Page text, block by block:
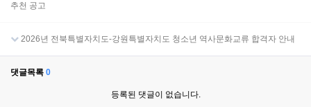
추천 공고
2026년 전북특별자치도-강원특별자치도 청소년 역사문화교류 합격자 안내
댓글목록 0
등록된 댓글이 없습니다.